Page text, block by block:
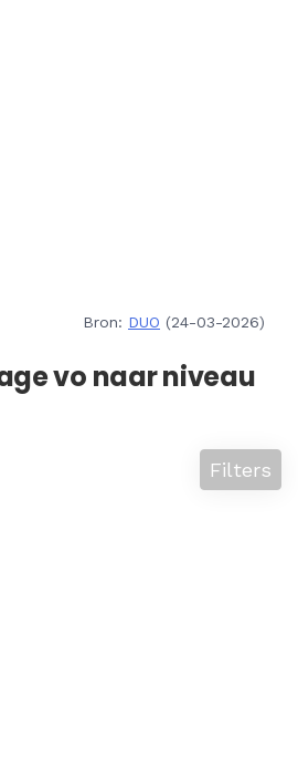
Bron: DUO (24-03-2026)
vo naar niveau
Filters